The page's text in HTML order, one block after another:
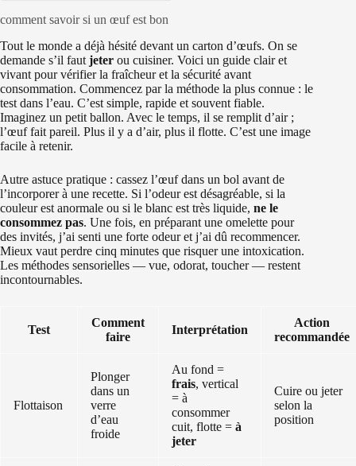
comment savoir si un œuf est bon
Tout le monde a déjà hésité devant un carton d’œufs. On se
demande s’il faut jeter ou cuisiner. Voici un guide clair et
vivant pour vérifier la fraîcheur et la sécurité avant
consommation. Commencez par la méthode la plus connue : le
test dans l’eau. C’est simple, rapide et souvent fiable.
Imaginez un petit ballon. Avec le temps, il se remplit d’air ;
l’œuf fait pareil. Plus il y a d’air, plus il flotte. C’est une image
facile à retenir.
Autre astuce pratique : cassez l’œuf dans un bol avant de
l’incorporer à une recette. Si l’odeur est désagréable, si la
couleur est anormale ou si le blanc est très liquide, ne le
consommez pas. Une fois, en préparant une omelette pour
des invités, j’ai senti une forte odeur et j’ai dû recommencer.
Mieux vaut perdre cinq minutes que risquer une intoxication.
Les méthodes sensorielles — vue, odorat, toucher — restent
incontournables.
Test
Comment
faire
Interprétation
Action
recommandée
Flottaison
Plonger
dans un
verre
d’eau
froide
Au fond =
frais, vertical
= à
consommer
cuit, flotte = à
jeter
Cuire ou jeter
selon la
position